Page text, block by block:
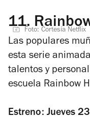
11.Foto: Cortesía Netflix
Las populares
esta serie
talentos y
escuela Rainbow
Estreno: Jueves